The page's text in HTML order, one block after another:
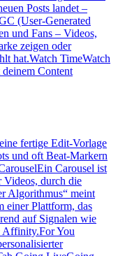
Posts landet –
(User-Generated
und Fans – Videos,
zeigen oder
hat.Watch TimeWatch
Content
fertige Edit-Vorlage
und oft Beat-Markern
Ein Carousel ist
Videos, durch die
Algorithmus“ meint
einer Plattform, das
auf Signalen wie
Affinity.For You